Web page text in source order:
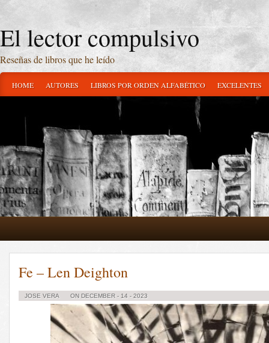
El lector compulsivo
Reseñas de libros que he leído
HOME AUTORES LIBROS POR ORDEN ALFABÉTICO EXCELENTES
Fe – Len Deighton
JOSE VERA ON DECEMBER - 14 - 2023